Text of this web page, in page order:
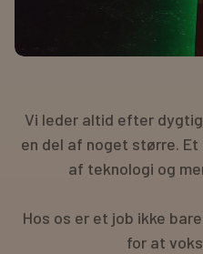
Vi leder altid efter
en del af noget større.
af teknologi og
Hos os er et job ikke
for at